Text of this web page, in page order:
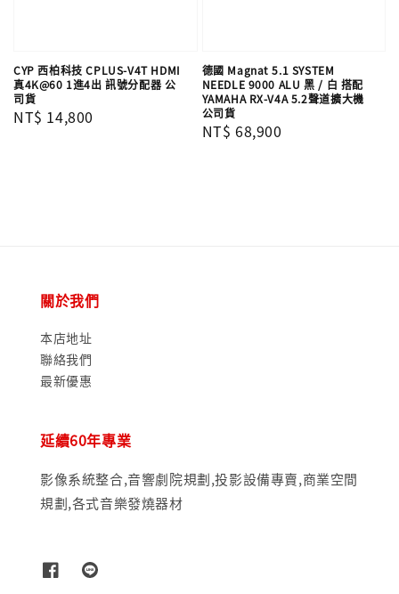
CYP 西柏科技 CPLUS-V4T HDMI
真4K@60 1進4出 訊號分配器 公
司貨
Regular
NT$ 14,800
德國 Magnat 5.1 SYSTEM
NEEDLE 9000 ALU 黑 / 白 搭配
YAMAHA RX-V4A 5.2聲道擴大機
公司貨
Regular
NT$ 68,900
關於我們
本店地址
聯絡我們
最新優惠
延續60年專業
影像系統整合,音響劇院規劃,投影設備專賣,商業空間
規劃,各式音樂發燒器材